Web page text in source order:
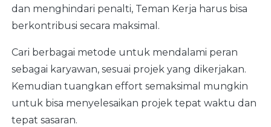
dan menghindari penalti, Teman Kerja harus bisa
berkontribusi secara maksimal.
Cari berbagai metode untuk mendalami peran
sebagai karyawan, sesuai projek yang dikerjakan.
Kemudian tuangkan effort semaksimal mungkin
untuk bisa menyelesaikan projek tepat waktu dan
tepat sasaran.